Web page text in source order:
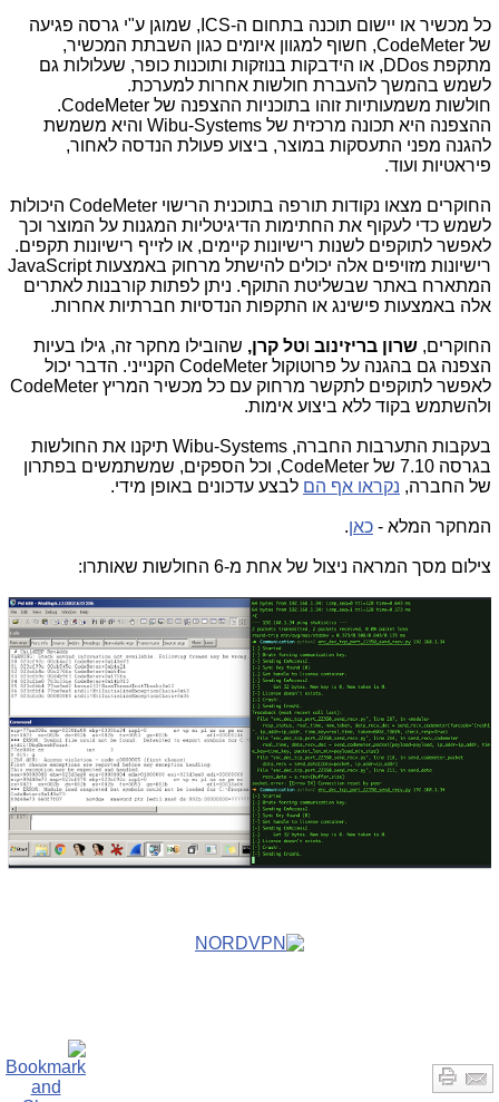
כל מכשיר או יישום תוכנה בתחום ה-ICS , שמוגן ע"י גרסה פגיעה
של CodeMeter, חשוף למגוון איומים כגון השבתת המכשיר,
מתקפת DDos, או הידבקות בנוזקות ותוכנות כופר, שעלולות גם
לשמש בהמשך להעברת חולשות אחרות למערכת.
חולשות משמעותיות זוהו בתוכניות ההצפנה של CodeMeter
.
ההצפנה היא תכונה מרכזית של Wibu-Systems והיא משמשת
להגנה מפני התעסקות במוצר, ביצוע פעולת הנדסה לאחור,
פיראטיות ועוד.
החוקרים מצאו נקודות תורפה בתוכנית הרישוי CodeMeter היכולות
לשמש כדי לעקוף את החתימות הדיגיטליות המגנות על המוצר וכך
לאפשר לתוקפים לשנות רישיונות קיימים, או לזייף רישיונות תקפים.
רישיונות מזויפים אלה יכולים להישתל מרחוק באמצעותJavaScript
המתארח באתר שבשליטת התוקף. ניתן לפתות קורבנות לאתרים
אלה באמצעות פישינג או התקפות הנדסיות חברתיות אחרות.
החוקרים, שרון בריזינוב וטל קרן, שהובילו מחקר זה, גילו בעיות
הצפנה גם בהגנה על פרוטוקול CodeMeter הקנייני. הדבר יכול
לאפשר לתוקפים לתקשר מרחוק עם כל מכשיר המריץ CodeMeter
ולהשתמש בקוד ללא ביצוע אימות.
בעקבות התערבות החברה, Wibu-Systems תיקנו את החולשות
בגרסה 7.10 של
CodeMeter, וכל הספקים, שמשתמשים בפתרון
של החברה, נקראו אף הם לבצע עדכונים באופן מידי.
המחקר המלא - כאן.
צילום מסך המראה ניצול של אחת מ-6 החולשות שאותרו: